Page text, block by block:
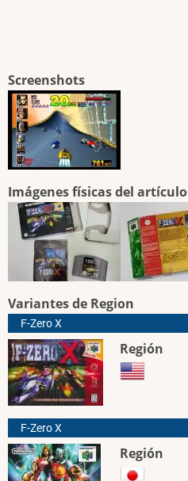
Screenshots
Imágenes físicas del artículo
Variantes de Region
F-Zero X
Región
F-Zero X
Región